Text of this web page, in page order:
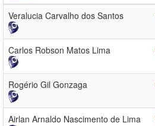
Veralucia Carvalho dos Santos
Carlos Robson Matos Lima
Rogério Gil Gonzaga
Airlan Arnaldo Nascimento de Lima